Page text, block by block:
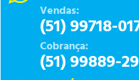
Vendas:
(51) 99718-
Cobrança:
(51) 99889-